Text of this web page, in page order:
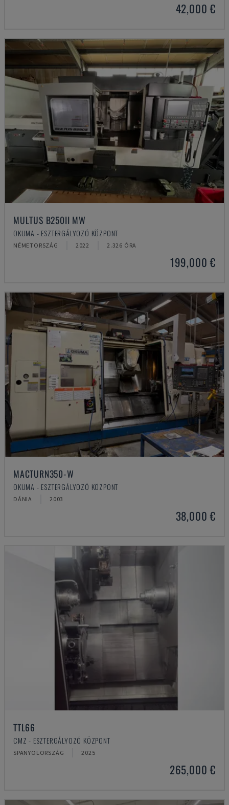
42,000 €
MULTUS B250II MW
OKUMA - ESZTERGÁLYOZÓ KÖZPONT
NÉMETORSZÁG 2022 2.326 ÓRA
199,000 €
MACTURN350-W
OKUMA - ESZTERGÁLYOZÓ KÖZPONT
DÁNIA 2003
38,000 €
TTL66
CMZ - ESZTERGÁLYOZÓ KÖZPONT
SPANYOLORSZÁG 2025
265,000 €